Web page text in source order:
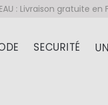
: Livraison gratuite
SECURITÉ